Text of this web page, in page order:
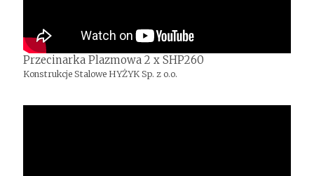
Przecinarka Plazmowa 2 x SHP260
Konstrukcje Stalowe HYŻYK Sp. z o.o.